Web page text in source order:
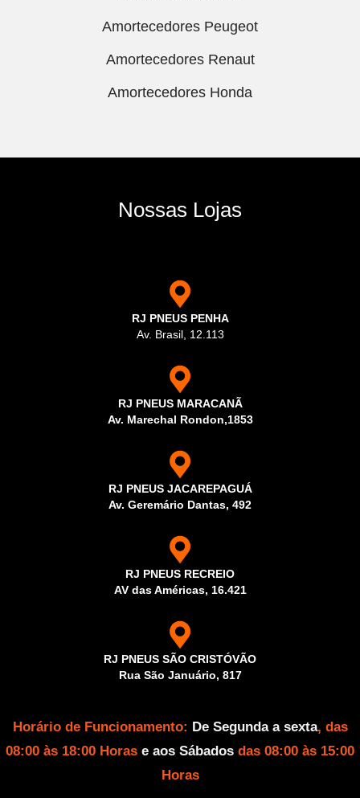
Amortecedores Peugeot
Amortecedores Renaut
Amortecedores Honda
Nossas Lojas
RJ PNEUS PENHA
Av. Brasil, 12.113
RJ PNEUS MARACANÃ
Av. Marechal Rondon,1853
RJ PNEUS JACAREPAGUÁ
Av. Geremário Dantas, 492
RJ PNEUS RECREIO
AV das Américas, 16.421
RJ PNEUS SÃO CRISTÓVÃO
Rua São Januário, 817
Horário de Funcionamento: De Segunda a sexta, das
08:00 às 18:00 Horas e aos Sábados das 08:00 às 15:00
Horas